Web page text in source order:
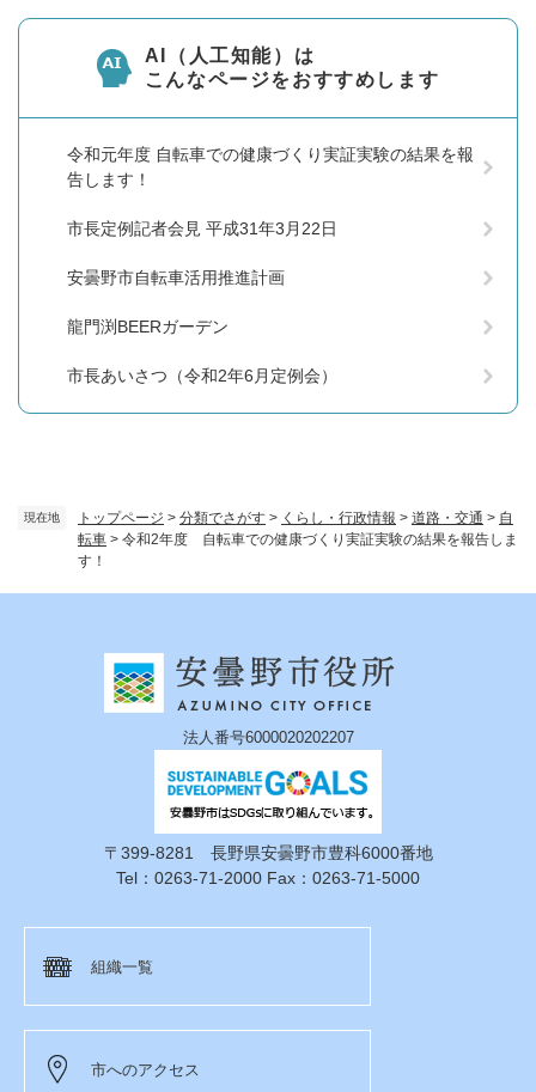
現在地 トップページ > 分類でさがす > くらし・行政情報 > 道路・交通 > 自
転車 > 令和2年度 自転車での健康づくり実証実験の結果を報告しま
す！
AI（人工知能）は
こんなページをおすすめします
令和元年度 自転車での健康づくり実証実験の結果を報
告します！
市長定例記者会見 平成31年3月22日
安曇野市自転車活用推進計画
龍門渕BEERガーデン
市長あいさつ（令和2年6月定例会）
法人番号6000020202207
〒399-8281 長野県安曇野市豊科6000番地
Tel：0263-71-2000 Fax：0263-71-5000
組織一覧
市へのアクセス